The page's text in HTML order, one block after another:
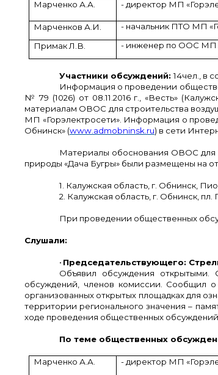
Марченко А.А. - директор МП
Марченков А.И.
- начальник ПТО МП
Примак Л.В.
- инженер по ООС МП
Участники обсуждений:14чел., в
Информация о проведении
№ 79 (1026) от 08.11.2016 г., «Весть»
материалам ОВОС для строительства
МП «Горэлектросети». Информация о
Обнинск» (www.admobninsk.ru) в сети
Материалы обоснования ОВОС для
природы «Дача Бугры» были размещены на
1. Калужская область, г. Обнинск,
2. Калужская область, г. Обнинск, пл.
При проведении общественных
Слушали:
• Председательствующего:
Объявил обсуждения открытыми.
обсуждений, членов комиссии. Сообщил
организованных открытых площадках для
территории регионального значения –
ходе проведения общественных обсуждений.
По теме общественных
Марченко А.А. - директор МП